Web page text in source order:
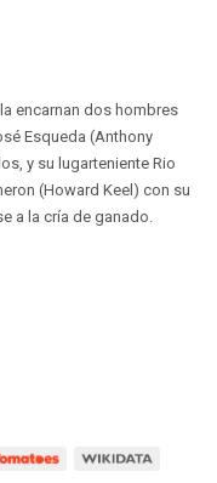
encarnan dos hombres
Esqueda (Anthony
y su lugarteniente Rio
(Howard Keel) con su
a la cría de ganado.